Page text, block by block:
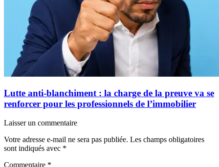
Lutte anti-blanchiment : la charge de la preuve va se
renforcer pour les professionnels de l’immobilier
Laisser un commentaire
Votre adresse e-mail ne sera pas publiée. Les champs obligatoires
sont indiqués avec *
Commentaire *